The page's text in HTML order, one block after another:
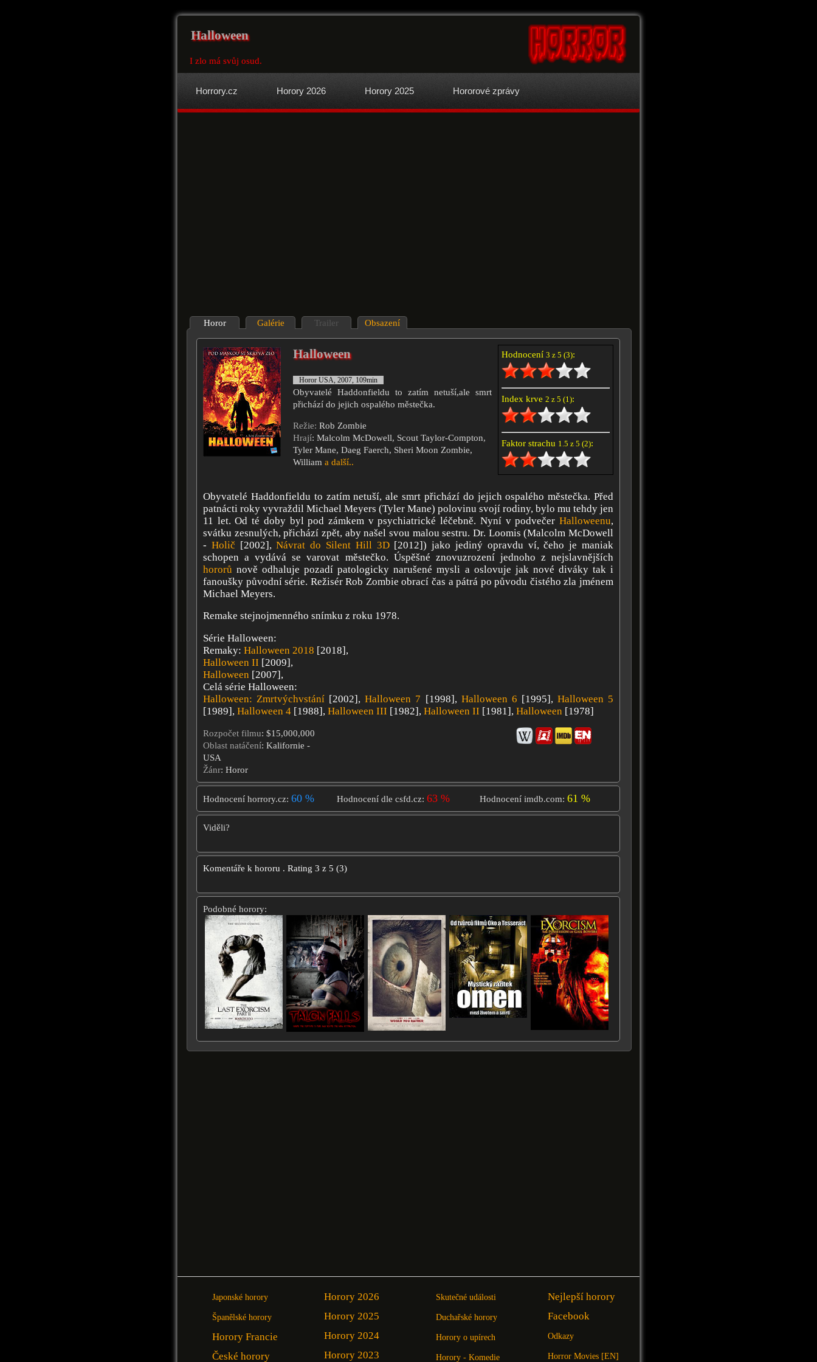
Halloween
I zlo má svůj osud.
Horrory.cz Horory 2026 Horory 2025 Hororové zprávy
Horor Galérie Trailer Obsazení
Hodnocení 3 z 5 (3):
Index krve 2 z 5 (1):
Faktor strachu 1.5 z 5 (2):
Halloween
Horor USA, 2007, 109min
Obyvatelé Haddonfieldu to zatím netuší,ale smrt
přichází do jejich ospalého městečka.
Režie: Rob Zombie
Hrají: Malcolm McDowell, Scout Taylor-Compton,
Tyler Mane, Daeg Faerch, Sheri Moon Zombie,
William a další..
Obyvatelé Haddonfieldu to zatím netuší, ale smrt přichází do jejich ospalého městečka. Před
patnácti roky vyvraždil Michael Meyers (Tyler Mane) polovinu svojí rodiny, bylo mu tehdy jen
11 let. Od té doby byl pod zámkem v psychiatrické léčebně. Nyní v podvečer Halloweenu,
svátku zesnulých, přichází zpět, aby našel svou malou sestru. Dr. Loomis (Malcolm McDowell
- Holič [2002],Návrat do Silent Hill 3D[2012]) jako jediný opravdu ví, čeho je maniak
schopen a vydává se varovat městečko. Úspěšné znovuzrození jednoho z nejslavnějších
hororů nově odhaluje pozadí patologicky narušené mysli a oslovuje jak nové diváky tak i
fanoušky původní série. Režisér Rob Zombie obrací čas a pátrá po původu čistého zla jménem
Michael Meyers.
Remake stejnojmenného snímku z roku 1978.
Série Halloween:
Remaky: Halloween 2018 [2018],
Halloween II [2009],
Halloween [2007],
Celá série Halloween:
Halloween: Zmrtvýchvstání [2002],Halloween 7 [1998], Halloween 6 [1995], Halloween 5
[1989], Halloween 4 [1988], Halloween III [1982], Halloween II [1981], Halloween [1978]
Rozpočet filmu: $15,000,000
Oblast natáčení: Kalifornie -
USA
Žánr: Horor
Hodnocení horrory.cz: 60 % Hodnocení dle csfd.cz: 63 % Hodnocení imdb.com: 61 %
Viděli?
Komentáře k hororu . Rating 3 z 5 (3)
Podobné horory:
Japonské horory
Španělské horory
Horory Francie
České horory
Horory 2026
Horory 2025
Horory 2024
Horory 2023
Skutečné události
Duchařské horory
Horory o upírech
Horory - Komedie
Nejlepší horory
Facebook
Odkazy
Horror Movies [EN]